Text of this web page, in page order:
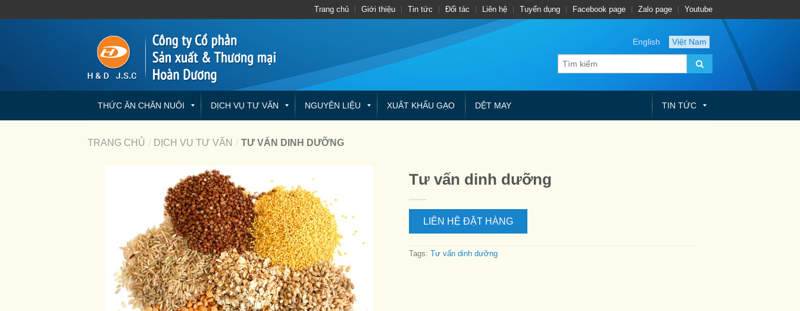
Trang chủ Giới thiệu Tin tức Đối tác Liên hệ Tuyển dụng Facebook page Zalo page Youtube
English Việt Nam
THỨC ĂN CHĂN NUÔI DỊCH VỤ TƯ VẤN NGUYÊN LIỆU XUẤT KHẨU GẠO DỆT MAY TIN TỨC
TRANG CHỦ / DỊCH VỤ TƯ VẤN / TƯ VẤN DINH DƯỠNG
Tư vấn dinh dưỡng
LIÊN HỆ ĐẶT HÀNG
Tags: Tư vấn dinh dưỡng